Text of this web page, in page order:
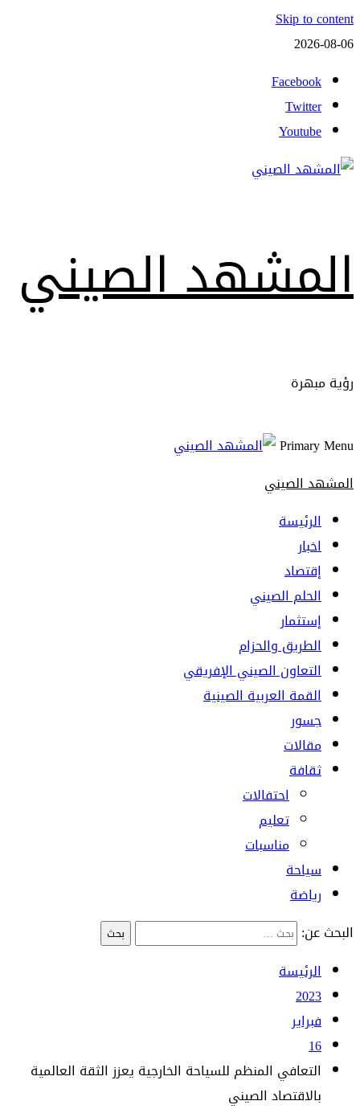
Skip to content
2026-08-06
Facebook
Twitter
Youtube
المشهد الصيني
رؤية مبهرة
Primary Menu
المشهد الصيني
الرئيسة
اخبار
إقتصاد
الحلم الصيني
إستثمار
الطريق والحزام
التعاون الصيني الإفريقي
القمة العربية الصينية
جسور
مقالات
ثقافة
احتفالات
تعليم
مناسبات
سياحة
رياضة
البحث عن:
الرئيسة
2023
فبراير
16
التعافي المنظم للسياحة الخارجية يعزز الثقة العالمية
بالاقتصاد الصيني